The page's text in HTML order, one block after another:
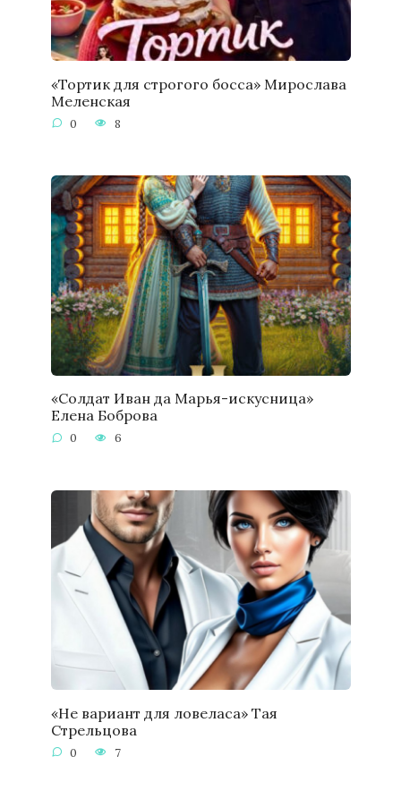
«Тортик для строгого босса» Мирослава
Меленская
0 8
«Солдат Иван да Марья-искусница»
Елена Боброва
0 6
«Не вариант для ловеласа» Тая
Стрельцова
0 7